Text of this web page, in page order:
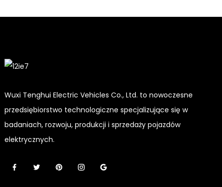
Wuxi Tenghui Electric Vehicles Co., Ltd. to nowoczesne
przedsiębiorstwo technologiczne specjalizujące się w
badaniach, rozwoju, produkcji i sprzedaży pojazdów
elektrycznych.